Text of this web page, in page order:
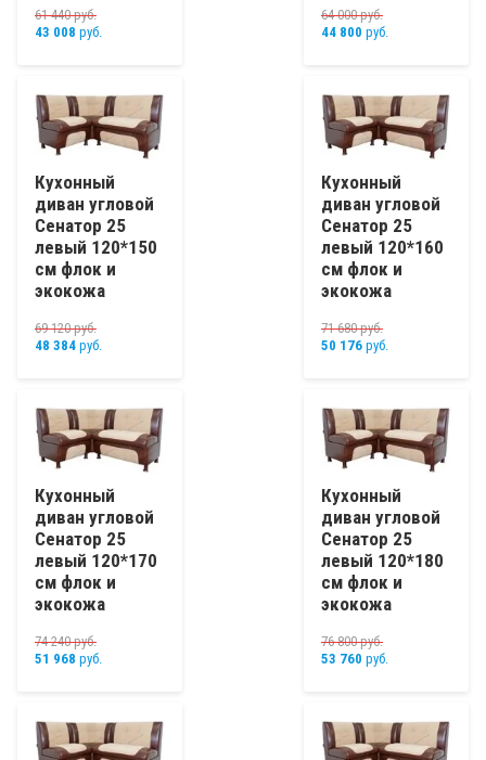
61 440руб.
43 008 руб.
64 000руб.
44 800 руб.
Кухонный
диван угловой
Сенатор 25
левый 120*150
см флок и
экокожа
69 120руб.
48 384 руб.
Кухонный
диван угловой
Сенатор 25
левый 120*160
см флок и
экокожа
71 680руб.
50 176 руб.
Кухонный
диван угловой
Сенатор 25
левый 120*170
см флок и
экокожа
74 240руб.
51 968 руб.
Кухонный
диван угловой
Сенатор 25
левый 120*180
см флок и
экокожа
76 800руб.
53 760 руб.